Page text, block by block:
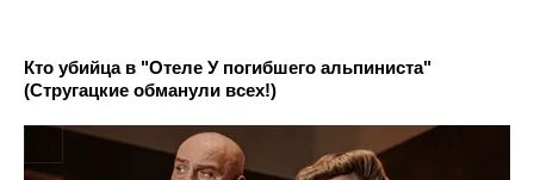
Кто убийца в "Отеле У погибшего альпиниста"
(Стругацкие обманули всех!)